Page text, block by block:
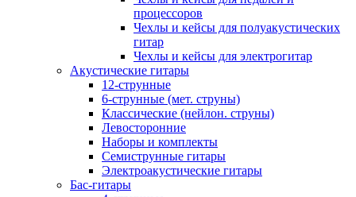
процессоров
Чехлы и кейсы для полуакустических
гитар
Чехлы и кейсы для электрогитар
Акустические гитары
12-струнные
6-струнные (мет. струны)
Классические (нейлон. струны)
Левосторонние
Наборы и комплекты
Семиструнные гитары
Электроакустические гитары
Бас-гитары